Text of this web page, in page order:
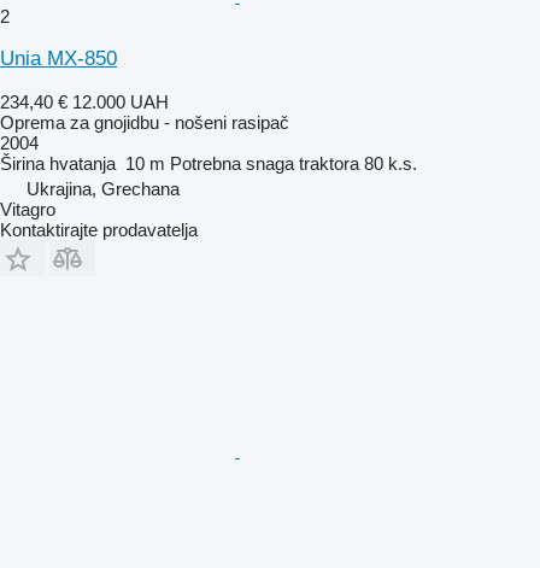
2
Unia MX-850
234,40 € 12.000 UAH
Oprema za gnojidbu - nošeni rasipač
2004
Širina hvatanja 10 m Potrebna snaga traktora 80 k.s.
Ukrajina, Grechana
Vitagro
Kontaktirajte prodavatelja